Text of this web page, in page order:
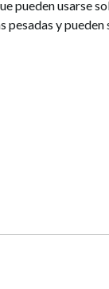
pueden usarse
pesadas y pueden